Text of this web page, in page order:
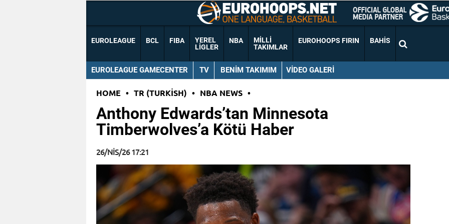
EUROLEAGUE BCL FIBA
YEREL
LIGLER
NBA
MILLI
TAKIMLAR
EUROHOOPS FIRIN BAHIS
EUROLEAGUE GAMECENTER TV BENIM TAKIMIM VIDEO GALERI
HOME • TR (TURKISH) • NBA NEWS •
Anthony Edwards’tan Minnesota
Timberwolves’a Kötü Haber
26/NIS/26 17:21